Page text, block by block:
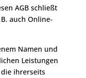
AGB schließt
auch Online-
Namen und
Leistungen
ihrerseits